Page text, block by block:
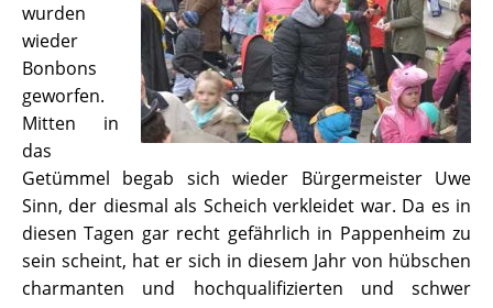
wurden
wieder
Bonbons
geworfen.
Mitten in
das
Getümmel begab sich wieder Bürgermeister Uwe
Sinn, der diesmal als Scheich verkleidet war. Da es in
diesen Tagen gar recht gefährlich in Pappenheim zu
sein scheint, hat er sich in diesem Jahr von hübschen
charmanten und hochqualifizierten und schwer